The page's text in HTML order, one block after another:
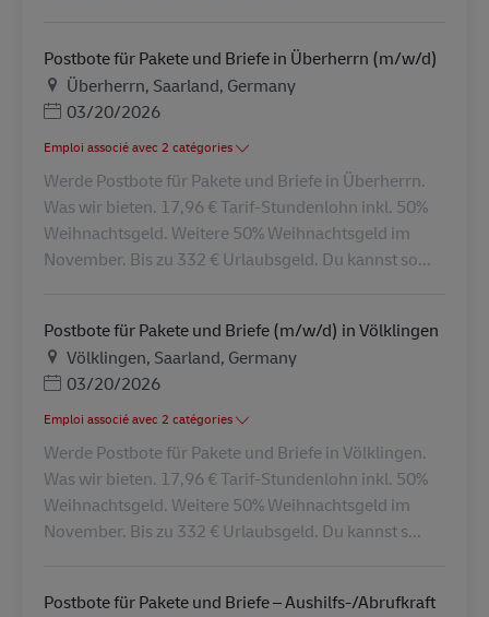
Postbote für Pakete und Briefe in Überherrn (m/w/d)
LieuÜberherrn, Saarland, Germany
Posted Date
03/20/2026
Emploi associé avec 2 catégories
Werde Postbote für Pakete und Briefe in Überherrn.
Was wir bieten. 17,96 € Tarif-Stundenlohn inkl. 50%
Weihnachtsgeld. Weitere 50% Weihnachtsgeld im
November. Bis zu 332 € Urlaubsgeld. Du kannst so...
Postbote für Pakete und Briefe (m/w/d) in Völklingen
LieuVölklingen, Saarland, Germany
Posted Date
03/20/2026
Emploi associé avec 2 catégories
Werde Postbote für Pakete und Briefe in Völklingen.
Was wir bieten. 17,96 € Tarif-Stundenlohn inkl. 50%
Weihnachtsgeld. Weitere 50% Weihnachtsgeld im
November. Bis zu 332 € Urlaubsgeld. Du kannst s...
Postbote für Pakete und Briefe – Aushilfs-/Abrufkraft